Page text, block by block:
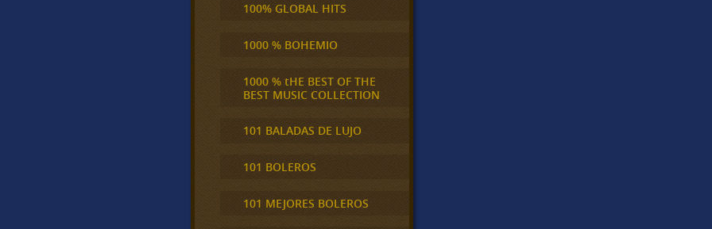
100% GLOBAL HITS
1000 % BOHEMIO
1000 % tHE BEST OF THE
BEST MUSIC COLLECTION
101 BALADAS DE LUJO
101 BOLEROS
101 MEJORES BOLEROS